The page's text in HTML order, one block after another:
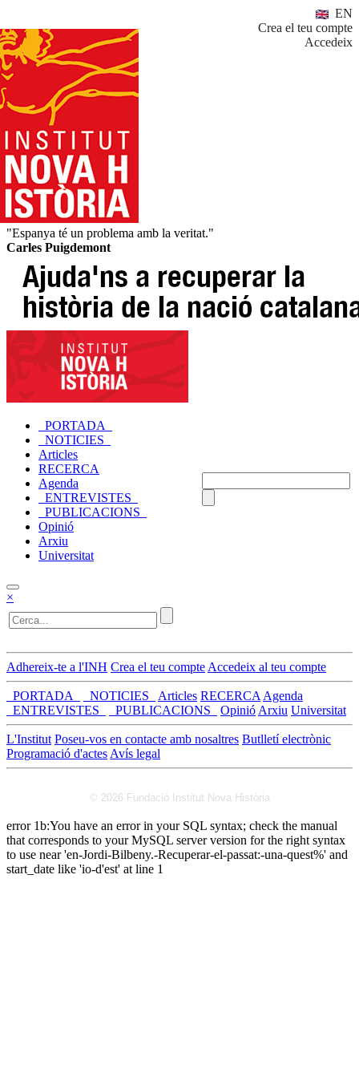
EN
Crea el teu compte
Accedeix
"Espanya té un problema amb la veritat."
Carles Puigdemont
_PORTADA_
_NOTICIES_
Articles
RECERCA
Agenda
_ENTREVISTES_
_PUBLICACIONS_
Opinió
Arxiu
Universitat
×
Adhereix-te a l'INH Crea el teu compte Accedeix al teu compte
_PORTADA_ _NOTICIES_ Articles RECERCA Agenda
_ENTREVISTES_
_PUBLICACIONS_ Opinió Arxiu Universitat
L'Institut Poseu-vos en contacte amb nosaltres Butlletí electrònic
Programació d'actes Avís legal
© 2026 Fundació Institut Nova Història
error 1b:You have an error in your SQL syntax; check the manual
that corresponds to your MySQL server version for the right syntax
to use near 'en-Jordi-Bilbeny.-Recuperar-el-passat:-una-quest%' and
start_date like 'io-d'est' at line 1